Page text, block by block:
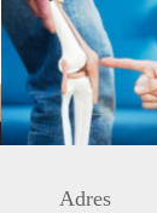
Adres